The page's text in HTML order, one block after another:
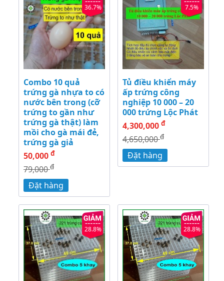
36.7%
Combo 10 quả
trứng gà nhựa to có
nước bên trong (cỡ
trứng to gần như
trứng gà thật) làm
mồi cho gà mái đẻ,
trứng gà giả
50,000 đ
79,000đ
Đặt hàng
7.5%
Tủ điều khiển máy
ấp trứng công
nghiệp 10 000 – 20
000 trứng Lộc Phát
4,300,000 đ
4,650,000đ
Đặt hàng
28.8% 28.8%